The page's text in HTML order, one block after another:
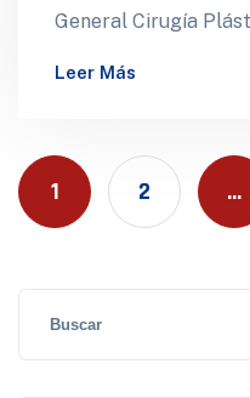
General Cirugía
Leer Más
1 2 …